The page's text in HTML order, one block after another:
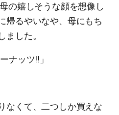
の嬉しそうな顔を想像し
帰るやいなや、母にもち
ました。
ナッツ!!」
なくて、二つしか買えな